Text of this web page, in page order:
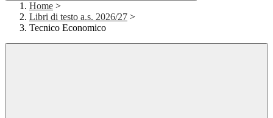
Home >
Libri di testo a.s. 2026/27 >
Tecnico Economico